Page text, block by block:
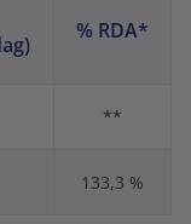
% RDA*
**
133,3 %